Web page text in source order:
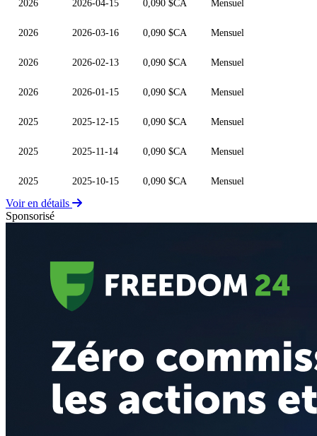
2026 2026-04-15 0,090 $CA Mensuel
2026 2026-03-16 0,090 $CA Mensuel
2026 2026-02-13 0,090 $CA Mensuel
2026 2026-01-15 0,090 $CA Mensuel
2025 2025-12-15 0,090 $CA Mensuel
2025 2025-11-14 0,090 $CA Mensuel
2025 2025-10-15 0,090 $CA Mensuel
Voir en détails
Sponsorisé